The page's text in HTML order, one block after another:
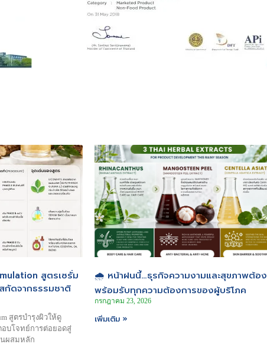
สูตรเซรั่ม
กัดจากธรรมชาติ
สูตรบำรุงผิวให้ดู
อบโจทย์การต่อยอดสู่
ผสมหลัก
🌧️ หน้าฝนนี้…ธุรกิจความงามและสุขภาพต้อง
พร้อมรับทุกความต้องการของผู้บริโภค
กรกฎาคม 23, 2026
เพิ่มเติม »